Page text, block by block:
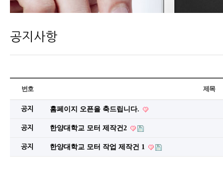
공지사항
번호 제목
공지 홈페이지 오픈을 축드립니다.
공지 한양대학교 모터 제작건2
공지 한양대학교 모터 작업 제작건 1